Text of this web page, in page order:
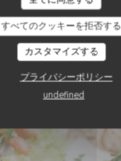
すべてのクッキーを拒否する
カスタマイズする
プライバシーポリシー
undefined